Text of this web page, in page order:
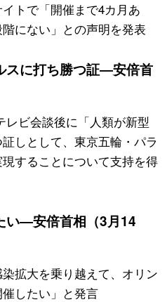
トで「開催まで4カ月あ
にない」との声明を発表
スに打ち勝つ証―安倍首
ビ会談後に「人類が新型
しとして、東京五輪・パラ
することについて支持を得
い―安倍首相（3月14
拡大を乗り越えて、オリン
したい」と発言